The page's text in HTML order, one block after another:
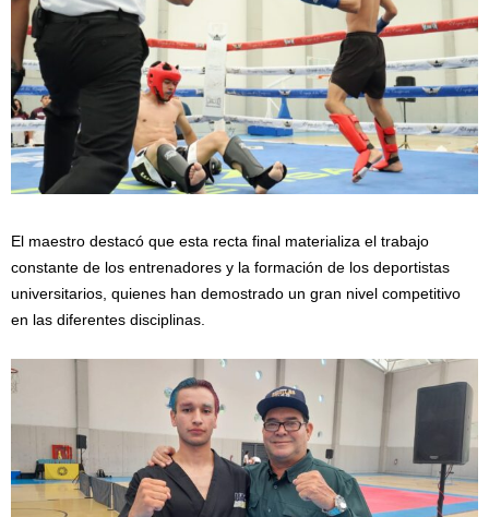
El maestro destacó que esta recta final materializa el trabajo
constante de los entrenadores y la formación de los deportistas
universitarios, quienes han demostrado un gran nivel competitivo
en las diferentes disciplinas.